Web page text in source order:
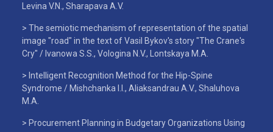
Levina V.N., Sharapava A.V.
> The semiotic mechanism of representation of the spatial
image "road" in the text of Vasil Bykov's story "The Crane's
Cry" / Ivanowa S.S., Vologina N.V., Lontskaya M.A.
> Intelligent Recognition Method for the Hip-Spine
Syndrome / Mishchanka I.I., Aliaksandrau A.V., Shaluhova
M.A.
> Procurement Planning in Budgetary Organizations Using